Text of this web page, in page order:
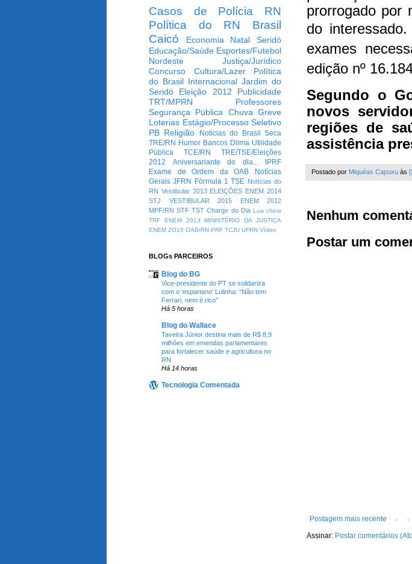
prorrogado por
do interessado.
exames
edição nº
Segundo o
novos
regiões de
assistência
Postado por Miquéas Capuxu às
Nenhum
Postar um
Postagem mais recente
Assinar: Postar comentários
Casos de Polícia
RN
Política do RN
Brasil
Caicó
Economia Natal
Seridó
Educação/Saúde Esportes/Futebol
Nordeste
Justiça/Jurídico
Concurso
Cultura/Lazer
Política
do Brasil Internacional Jardim do
Seridó
Eleição 2012
Publicidade
TRT/MPRN
Professores
Segurança Pública Chuva Greve
Loterias Estágio/Processo Seletivo
PB Religião Notícias do Brasil
Seca
TRE/RN Humor Bancos Dilma Utilidade
Pública
TCE/RN
TRE/TSE/Eleições
2012
Aniversariante do dia...
IPRF
Exame de Ordem da OAB
Notícias
Gerais JFRN Fórmula 1 TSE Notícias do
RN Vestibular 2013 ELEIÇÕES ENEM 2014
STJ
VESTIBULAR 2015
ENEM 2012
MPF/RN STF TST Charge do Dia Lua cheia
TRF
ENEM 2013
MINISTÉRIO DA JUSTIÇA
ENEM 2O15 OAB/RN PRF TCJU UFRN Vídeo
BLOGs PARCEIROS
Blog do BG
Vice-presidente do PT se solidariza
com o ‘espartano’ Lulinha: “Não tem
Ferrari, nem é rico”
Há 5 horas
Blog do Wallace
Taveira Júnior destina mais de R$ 8,9
milhões em emendas parlamentares
para fortalecer saúde e agricultura no
RN
Há 14 horas
Tecnologia Comentada